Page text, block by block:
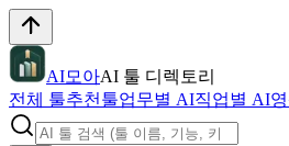
AI모아AI 툴 디렉토리
전체 툴추천툴업무별 AI직업별 AI